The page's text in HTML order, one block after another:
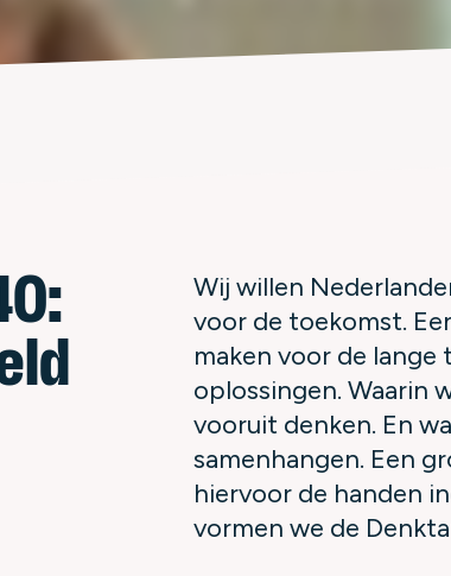
Wij willen
voor de toekomst.
maken voor de
oplossingen. Waarin
vooruit denken. En
samenhangen. Een
hiervoor de handen
vormen we de